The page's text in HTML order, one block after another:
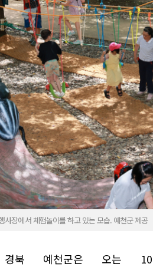
사장에서 체험놀이를 하고 있는 모습. 예천군 제공
경북 예천군은 오는 10